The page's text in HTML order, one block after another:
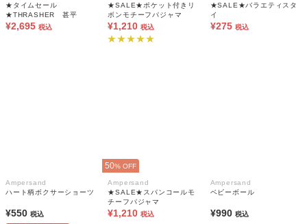
★タイムセール
★THRASHER 甚平
¥2,695 税込
★SALE★ポケット付きリ
ボンモチーフパジャマ
¥1,210 税込
★SALE★バラエティスタ
イ
¥275 税込
Ampersand
ハート柄ボクサーショーツ
¥550 税込
50% OFF
Ampersand
★SALE★スパンコールモ
チーフパジャマ
¥1,210 税込
Ampersand
ベビーボール
¥990 税込